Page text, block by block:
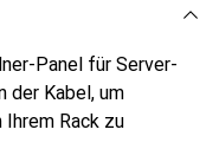
Panel für Server-
der Kabel, um
Rack zu